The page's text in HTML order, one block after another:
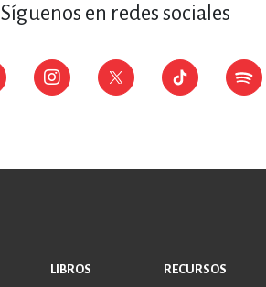
Síguenos en redes sociales
LIBROS RECURSOS